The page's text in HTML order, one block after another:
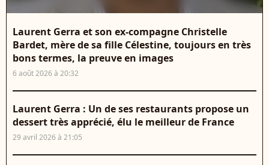
Laurent Gerra et son ex-compagne Christelle
Bardet, mère de sa fille Célestine, toujours en très
bons termes, la preuve en images
6 août 2026 à 20:32
Laurent Gerra : Un de ses restaurants propose un
dessert très apprécié, élu le meilleur de France
29 avril 2026 à 21:05